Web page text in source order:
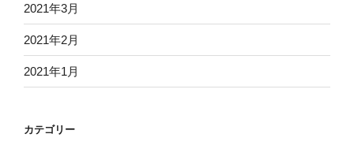
2021年3月
2021年2月
2021年1月
カテゴリー